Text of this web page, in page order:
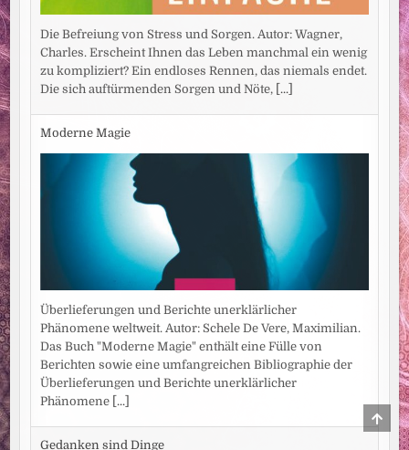
Die Befreiung von Stress und Sorgen. Autor: Wagner,
Charles. Erscheint Ihnen das Leben manchmal ein wenig
zu kompliziert? Ein endloses Rennen, das niemals endet.
Die sich auftürmenden Sorgen und Nöte, [...]
Moderne Magie
Überlieferungen und Berichte unerklärlicher
Phänomene weltweit. Autor: Schele De Vere, Maximilian.
Das Buch "Moderne Magie" enthält eine Fülle von
Berichten sowie eine umfangreichen Bibliographie der
Überlieferungen und Berichte unerklärlicher
Phänomene [...]
Gedanken sind Dinge
TO
TOP